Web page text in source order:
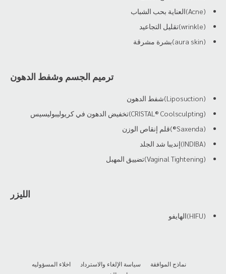
(Acne)العناية بحب الشباب
(wrinkle)تقليل التجاعيد
(aura skin)بشرة مشرقة
ترميم الجسم وشفط الدهون
(Liposuction)شفط الدهون
(CRISTAL® Coolsculpting)تخفيض الدهون في كريوليبوليسيس
(Saxenda®)قلم إنقاص الوزن
(INDIBA)إنديبا شد الجلد
(Vaginal Tightening)تضييق المهبل
الليزر
(HIFU)الهايفو
نماذج الموافقة سياسة الإلغاء والاسترداد
اخلاء المسؤوليه